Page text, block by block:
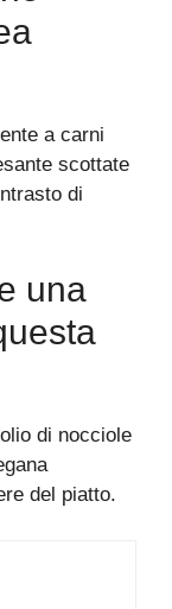
a carni
scottate
di
una
di nocciole
del piatto.